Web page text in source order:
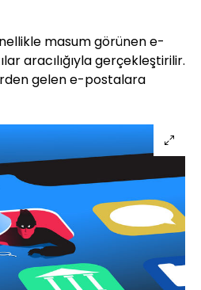
masum görünen e-
aracılığıyla gerçekleştirilir.
gelen e-postalara